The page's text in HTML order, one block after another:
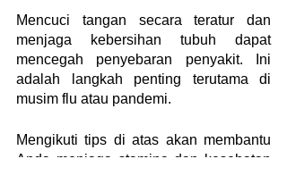
Mencuci tangan secara teratur dan
menjaga kebersihan tubuh dapat
mencegah penyebaran penyakit. Ini
adalah langkah penting terutama di
musim flu atau pandemi.
Mengikuti tips di atas akan membantu
Anda menjaga stamina dan kesehatan